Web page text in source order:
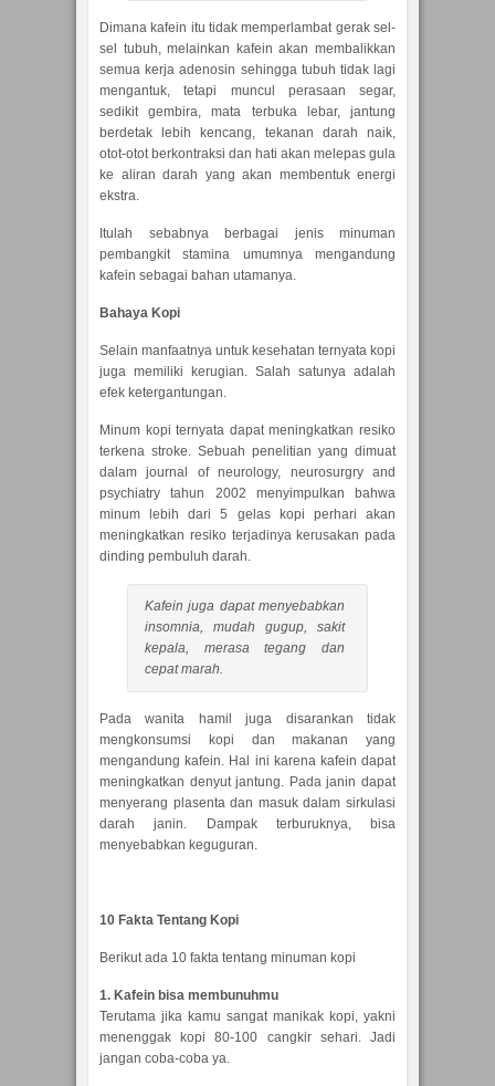
Dimana kafein itu tidak memperlambat gerak sel-
sel tubuh, melainkan kafein akan membalikkan
semua kerja adenosin sehingga tubuh tidak lagi
mengantuk, tetapi muncul perasaan segar,
sedikit gembira, mata terbuka lebar, jantung
berdetak lebih kencang, tekanan darah naik,
otot-otot berkontraksi dan hati akan melepas gula
ke aliran darah yang akan membentuk energi
ekstra.
Itulah sebabnya berbagai jenis minuman
pembangkit stamina umumnya mengandung
kafein sebagai bahan utamanya.
Bahaya Kopi
Selain manfaatnya untuk kesehatan ternyata kopi
juga memiliki kerugian. Salah satunya adalah
efek ketergantungan.
Minum kopi ternyata dapat meningkatkan resiko
terkena stroke. Sebuah penelitian yang dimuat
dalam journal of neurology, neurosurgry and
psychiatry tahun 2002 menyimpulkan bahwa
minum lebih dari 5 gelas kopi perhari akan
meningkatkan resiko terjadinya kerusakan pada
dinding pembuluh darah.
Kafein juga dapat menyebabkan
insomnia, mudah gugup, sakit
kepala, merasa tegang dan
cepat marah.
Pada wanita hamil juga disarankan tidak
mengkonsumsi kopi dan makanan yang
mengandung kafein. Hal ini karena kafein dapat
meningkatkan denyut jantung. Pada janin dapat
menyerang plasenta dan masuk dalam sirkulasi
darah janin. Dampak terburuknya, bisa
menyebabkan keguguran.
10 Fakta Tentang Kopi
Berikut ada 10 fakta tentang minuman kopi
1. Kafein bisa membunuhmu
Terutama jika kamu sangat manikak kopi, yakni
menenggak kopi 80-100 cangkir sehari. Jadi
jangan coba-coba ya.